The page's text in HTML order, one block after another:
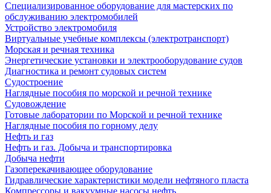
Специализированное оборудование для мастерских по
обслуживанию электромобилей
Устройство электромобиля
Виртуальные учебные комплексы (электротранспорт)
Морская и речная техника
Энергетические установки и электрооборудование судов
Диагностика и ремонт судовых систем
Судостроение
Наглядные пособия по морской и речной технике
Судовождение
Готовые лаборатории по Морской и речной технике
Наглядные пособия по горному делу
Нефть и газ
Нефть и газ. Добыча и транспортировка
Добыча нефти
Газоперекачивающее оборудование
Гидравлические характеристики модели нефтяного пласта
Компрессоры и вакуумные насосы нефть